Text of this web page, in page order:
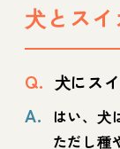
犬とス
Q. 犬にス
A.
はい、犬
ただし種